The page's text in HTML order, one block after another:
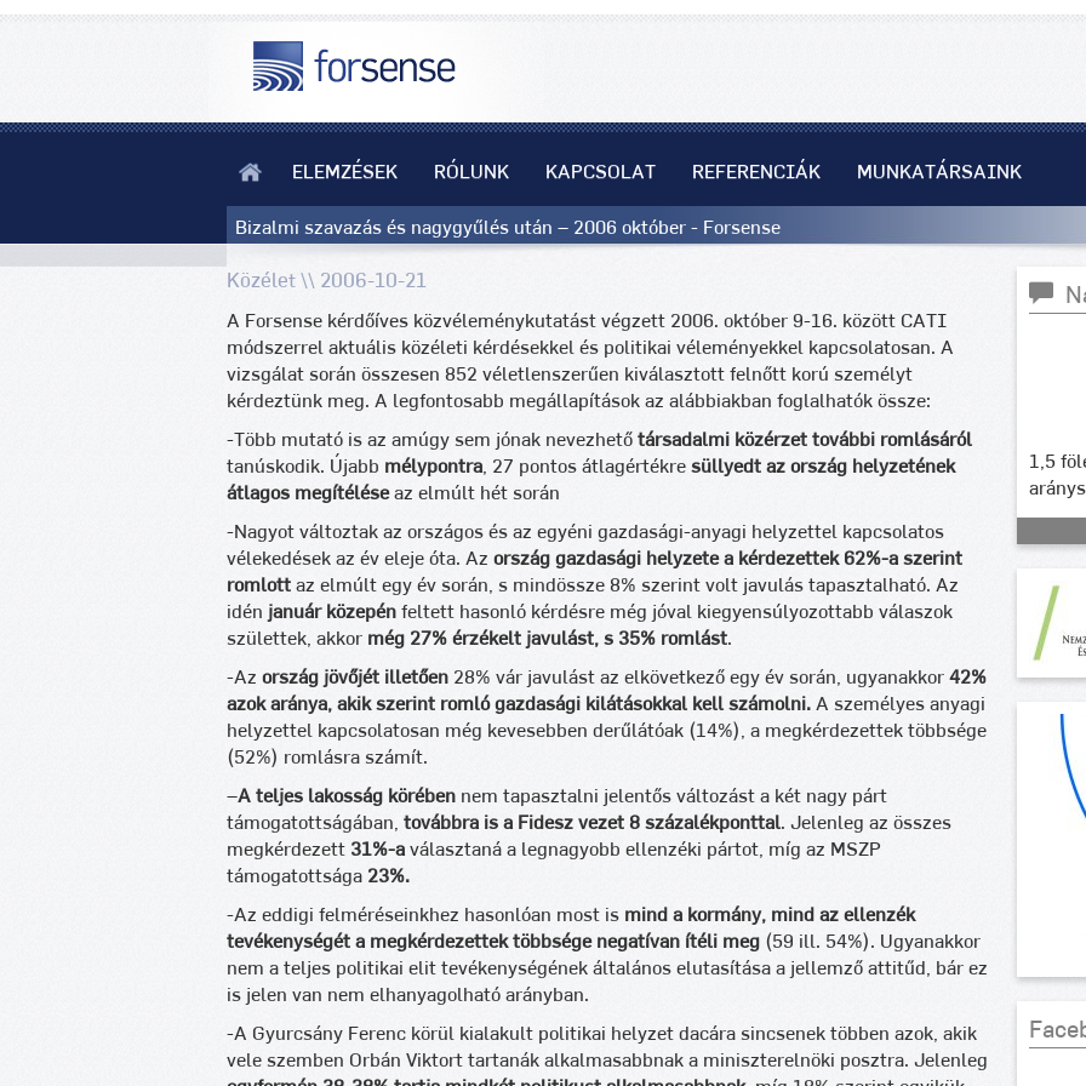
ELEMZÉSEK RÓLUNK KAPCSOLAT REFERENCIÁK MUNKATÁRSAINK
Bizalmi szavazás és nagygyűlés után – 2006 október - Forsense
Közélet \\ 2006-10-21
A Forsense kérdőíves közvéleménykutatást végzett 2006. október 9-16. között CATI
módszerrel aktuális közéleti kérdésekkel és politikai véleményekkel kapcsolatosan. A
vizsgálat során összesen 852 véletlenszerűen kiválasztott felnőtt korú személyt
kérdeztünk meg. A legfontosabb megállapítások az alábbiakban foglalhatók össze:
-Több mutató is az amúgy sem jónak nevezhető társadalmi közérzet további romlásáról
tanúskodik. Újabb mélypontra , 27 pontos átlagértékre süllyedt az ország helyzetének
átlagos megítéléseaz elmúlt hét során
-Nagyot változtak az országos és az egyéni gazdasági-anyagi helyzettel kapcsolatos
vélekedések az év eleje óta. Az ország gazdasági helyzete a kérdezettek 62%-a szerint
romlott az elmúlt egy év során, s mindössze 8% szerint volt javulás tapasztalható. Az
idén január közepén feltett hasonló kérdésre még jóval kiegyensúlyozottabb válaszok
születtek, akkor még 27% érzékelt javulást, s 35% romlást.
-Az ország jövőjét illetően 28% vár javulást az elkövetkező egy év során, ugyanakkor 42%
azok aránya, akik szerint romló gazdasági kilátásokkal kell számolni. A személyes anyagi
helyzettel kapcsolatosan még kevesebben derűlátóak (14%), a megkérdezettek többsége
(52%) romlásra számít.
–A teljes lakosság körében nem tapasztalni jelentős változást a két nagy párt
támogatottságában, továbbra is a Fidesz vezet 8 százalékponttal. Jelenleg az összes
megkérdezett 31%-a választaná a legnagyobb ellenzéki pártot, míg az MSZP
támogatottsága 23%.
-Az eddigi felméréseinkhez hasonlóan most is mind a kormány, mind az ellenzék
tevékenységét a megkérdezettek többsége negatívan ítéli meg (59 ill. 54%). Ugyanakkor
nem a teljes politikai elit tevékenységének általános elutasítása a jellemző attitűd, bár ez
is jelen van nem elhanyagolható arányban.
-A Gyurcsány Ferenc körül kialakult politikai helyzet dacára sincsenek többen azok, akik
vele szemben Orbán Viktort tartanák alkalmasabbnak a miniszterelnöki posztra. Jelenleg
1,5